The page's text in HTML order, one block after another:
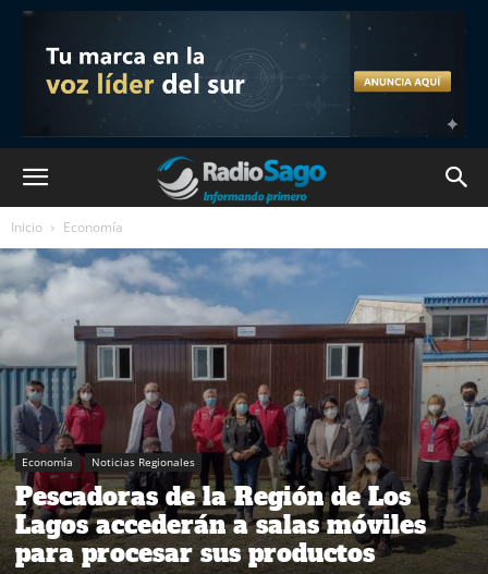
Inicio Economía
Economía Noticias Regionales
Pescadoras de la Región de Los
Lagos accederán a salas móviles
para procesar sus productos